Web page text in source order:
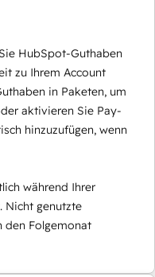
HubSpot-Guthaben
zu Ihrem Account
in Paketen, um
aktivieren Sie Pay-
hinzuzufügen, wenn
während Ihrer
Nicht genutzte
den Folgemonat